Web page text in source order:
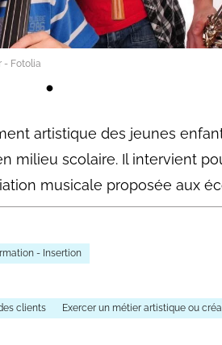
- Fotolia
artistique des jeunes
milieu scolaire. Il intervient
musicale proposée aux
- Insertion
clients
Exercer un métier artistique ou